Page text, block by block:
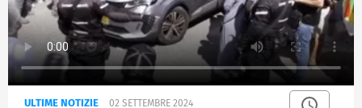
ULTIME NOTIZIE 02 SETTEMBRE 2024